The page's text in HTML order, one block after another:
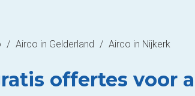
/ Airco in Gelderland / Airco in Nijkerk
offertes voor